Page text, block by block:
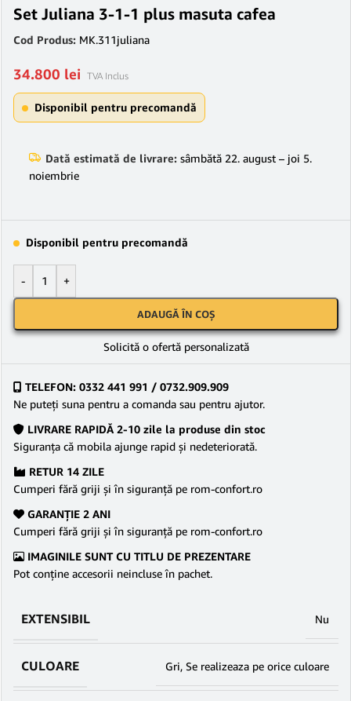
Set Juliana 3-1-1 plus masuta cafea
Cod Produs: MK.311juliana
34.800 lei TVA Inclus
Disponibil pentru precomandă
Dată estimată de livrare: sâmbătă 22. august – joi 5.
noiembrie
Disponibil pentru precomandă
- +
ADAUGĂ ÎN COȘ
Solicită o ofertă personalizată
TELEFON: 0332 441 991 / 0732.909.909
Ne puteţi suna pentru a comanda sau pentru ajutor.
LIVRARE RAPIDĂ 2-10 zile la produse din stoc
Siguranţa că mobila ajunge rapid şi nedeteriorată.
RETUR 14 ZILE
Cumperi fără griji şi în siguranţă pe rom-confort.ro
GARANŢIE 2 ANI
Cumperi fără griji şi în siguranţă pe rom-confort.ro
IMAGINILE SUNT CU TITLU DE PREZENTARE
Pot conține accesorii neincluse în pachet.
EXTENSIBIL Nu
CULOARE Gri, Se realizeaza pe orice culoare